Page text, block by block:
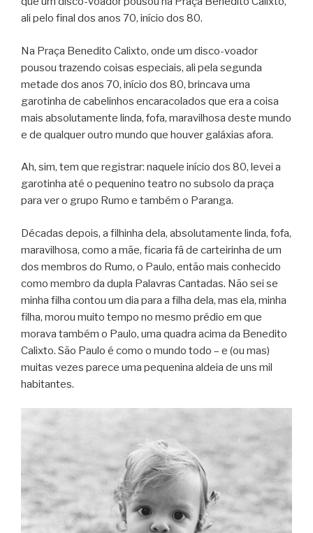
ali pelo final dos anos 70, início dos 80.
Na Praça Benedito Calixto, onde um disco-voador
pousou trazendo coisas especiais, ali pela segunda
metade dos anos 70, início dos 80, brincava uma
garotinha de cabelinhos encaracolados que era a coisa
mais absolutamente linda, fofa, maravilhosa deste mundo
e de qualquer outro mundo que houver galáxias afora.
Ah, sim, tem que registrar: naquele início dos 80, levei a
garotinha até o pequenino teatro no subsolo da praça
para ver o grupo Rumo e também o Paranga.
Décadas depois, a filhinha dela, absolutamente linda, fofa,
maravilhosa, como a mãe, ficaria fã de carteirinha de um
dos membros do Rumo, o Paulo, então mais conhecido
como membro da dupla Palavras Cantadas. Não sei se
minha filha contou um dia para a filha dela, mas ela, minha
filha, morou muito tempo no mesmo prédio em que
morava também o Paulo, uma quadra acima da Benedito
Calixto. São Paulo é como o mundo todo – e (ou mas)
muitas vezes parece uma pequenina aldeia de uns mil
habitantes.